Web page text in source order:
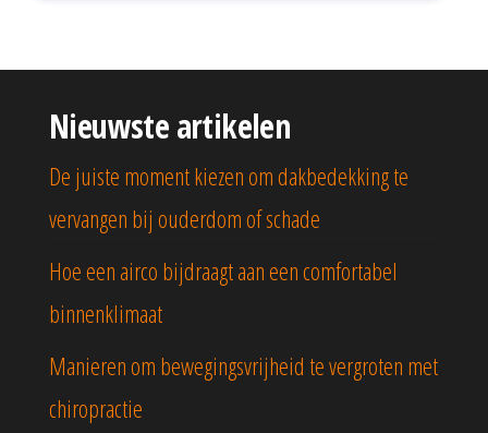
Nieuwste artikelen
De juiste moment kiezen om dakbedekking te
vervangen bij ouderdom of schade
Hoe een airco bijdraagt aan een comfortabel
binnenklimaat
Manieren om bewegingsvrijheid te vergroten met
chiropractie